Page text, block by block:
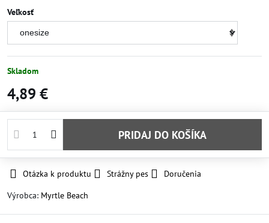
Veľkosť
Skladom
4,89 €
PRIDAJ DO KOŠÍKA
Otázka k produktu Strážny pes
Doručenia
Výrobca: Myrtle Beach